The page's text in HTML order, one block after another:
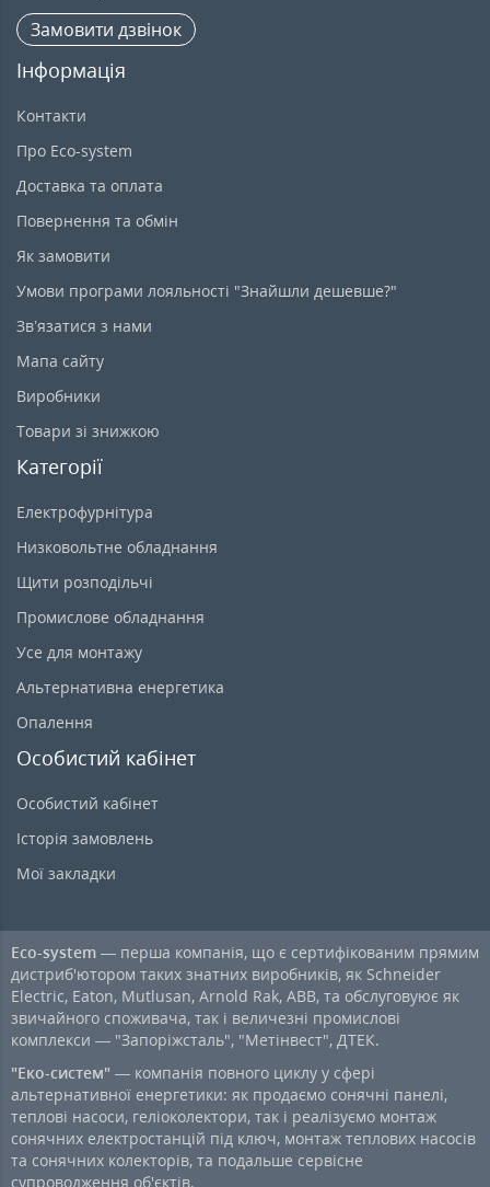
Замовити дзвінок
Інформація
Контакти
Про Eco-system
Доставка та оплата
Повернення та обмін
Як замовити
Умови програми лояльності "Знайшли дешевше?"
Зв’язатися з нами
Мапа сайту
Виробники
Товари зі знижкою
Категорії
Електрофурнітура
Низковольтне обладнання
Щити розподільчі
Промислове обладнання
Усе для монтажу
Альтернативна енергетика
Опалення
Особистий кабінет
Особистий кабінет
Історія замовлень
Мої закладки
Eco-system — перша компанія, що є сертифікованим прямим
дистриб'ютором таких знатних виробників, як Schneider
Electric, Eaton, Mutlusan, Arnold Rak, ABB, та обслуговуює як
звичайного споживача, так і величезні промислові
комплекси — "Запоріжсталь", "Метінвест", ДТЕК.
"Еко-систем" — компанія повного циклу у сфері
альтернативної енергетики: як продаємо сонячні панелі,
теплові насоси, геліоколектори, так і реалізуємо монтаж
сонячних електростанцій під ключ, монтаж теплових насосів
та сонячних колекторів, та подальше сервісне
супроводження об'єктів.